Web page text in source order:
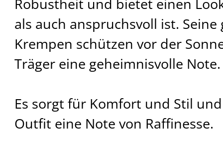
Robustheit und bietet einen
als auch anspruchsvoll ist.
Krempen schützen vor der
Träger eine geheimnisvolle Note.
Es sorgt für Komfort und Stil
Outfit eine Note von Raffinesse.